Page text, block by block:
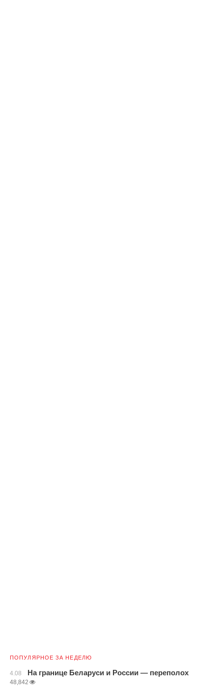
ПОПУЛЯРНОЕ ЗА НЕДЕЛЮ
4.08 На границе Беларуси и России — переполох
48,842